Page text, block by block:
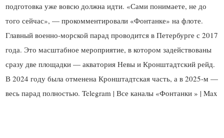
подготовка уже вовсю должна идти. «Сами понимаете, не до
того сейчас», — прокомментировали «Фонтанке» на флоте.
Главный военно-морской парад проводится в Петербурге с 2017
года. Это масштабное мероприятие, в котором задействованы
сразу две площадки — акватория Невы и Кронштадтский рейд.
В 2024 году была отменена Кронштадтская часть, а в 2025-м —